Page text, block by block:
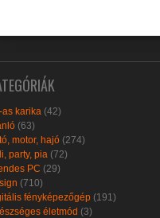
as karika (42)
(63)
motor, hajó (274)
party, pia (72)
PC (29)
(710)
fényképezőgép (191)
életmód (3)